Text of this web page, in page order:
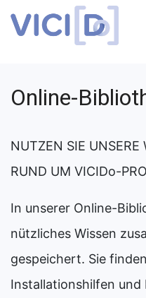
Online-
NUTZEN SIE UNSERE
RUND UM VICIDo-
In unserer Online-
nützliches Wissen
gespeichert. Sie
Installationshilfen und